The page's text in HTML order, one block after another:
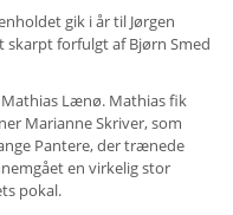
gik i år til Jørgen
skarpt forfulgt af Bjørn Smed
Lænø. Mathias fik
Marianne Skriver, som
Pantere, der trænede
en virkelig stor
pokal.